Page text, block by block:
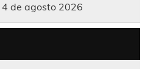
4 de agosto 2026